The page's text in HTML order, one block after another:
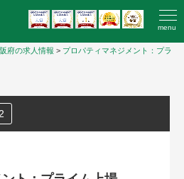
menu
府の求人情報 > プロパティマネジメント：プラ